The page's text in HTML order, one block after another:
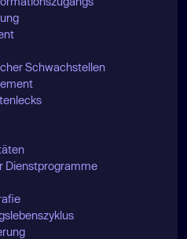
Schwachstellen
Dienstprogramme